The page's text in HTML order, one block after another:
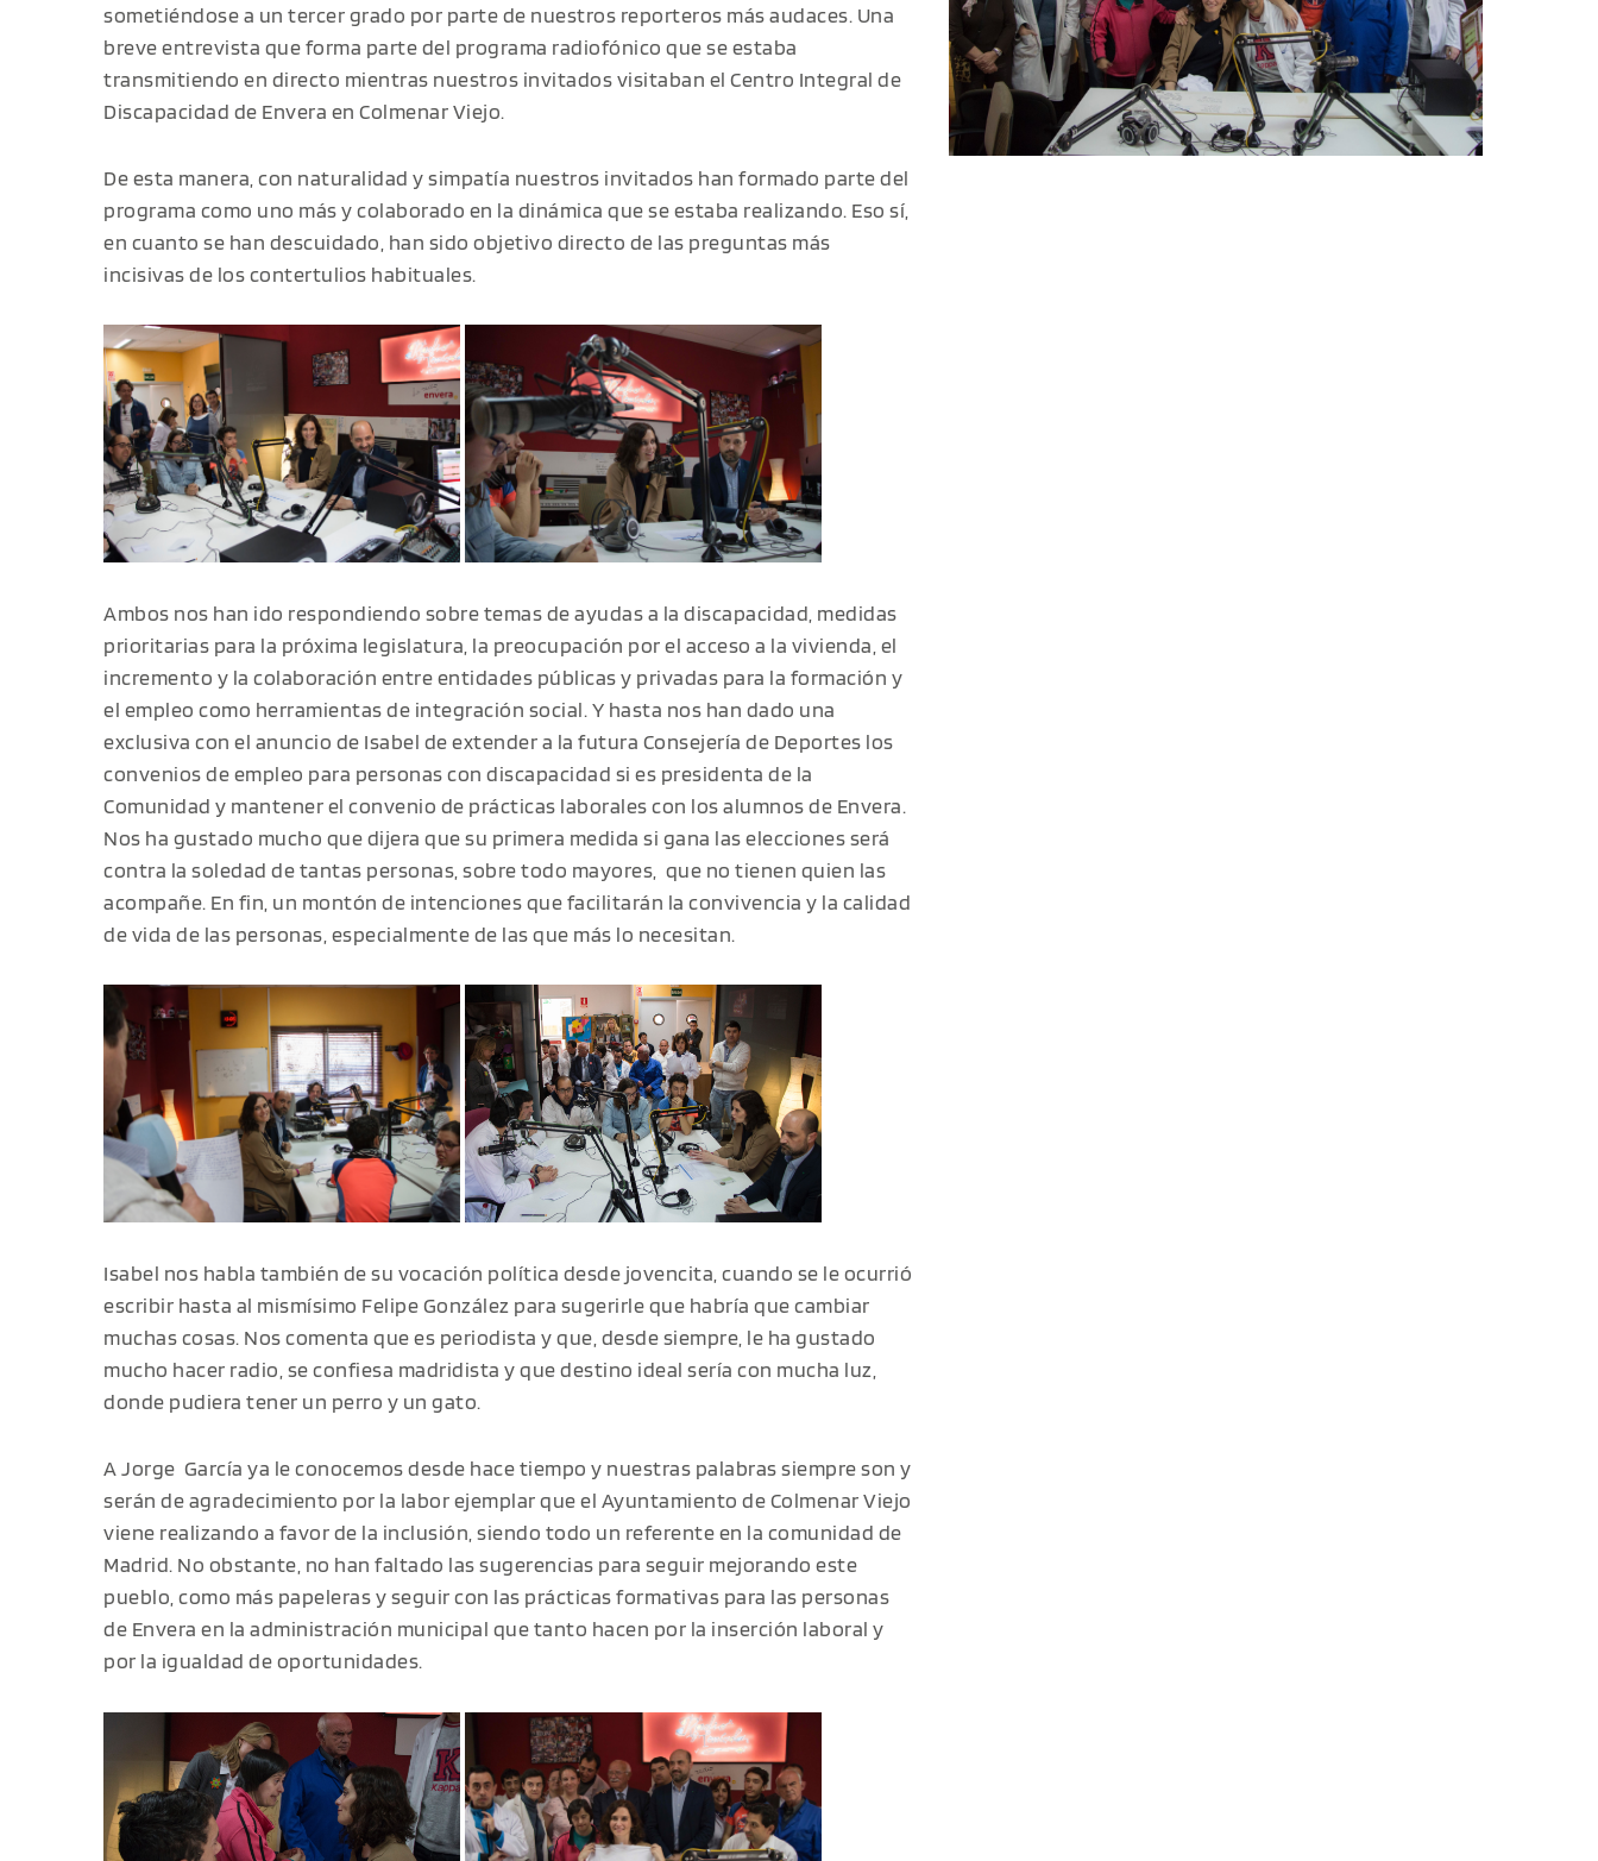
sometiéndose a un tercer grado por parte de nuestros reporteros más audaces. Una
breve entrevista que forma parte del programa radiofónico que se estaba
transmitiendo en directo mientras nuestros invitados visitaban el Centro Integral de
Discapacidad de Envera en Colmenar Viejo.
De esta manera, con naturalidad y simpatía nuestros invitados han formado parte del
programa como uno más y colaborado en la dinámica que se estaba realizando. Eso sí,
en cuanto se han descuidado, han sido objetivo directo de las preguntas más
incisivas de los contertulios habituales.
Ambos nos han ido respondiendo sobre temas de ayudas a la discapacidad, medidas
prioritarias para la próxima legislatura, la preocupación por el acceso a la vivienda, el
incremento y la colaboración entre entidades públicas y privadas para la formación y
el empleo como herramientas de integración social. Y hasta nos han dado una
exclusiva con el anuncio de Isabel de extender a la futura Consejería de Deportes los
convenios de empleo para personas con discapacidad si es presidenta de la
Comunidad y mantener el convenio de prácticas laborales con los alumnos de Envera.
Nos ha gustado mucho que dijera que su primera medida si gana las elecciones será
contra la soledad de tantas personas, sobre todo mayores, que no tienen quien las
acompañe. En fin, un montón de intenciones que facilitarán la convivencia y la calidad
de vida de las personas, especialmente de las que más lo necesitan.
Isabel nos habla también de su vocación política desde jovencita, cuando se le ocurrió
escribir hasta al mismísimo Felipe González para sugerirle que habría que cambiar
muchas cosas. Nos comenta que es periodista y que, desde siempre, le ha gustado
mucho hacer radio, se confiesa madridista y que destino ideal sería con mucha luz,
donde pudiera tener un perro y un gato.
A Jorge García ya le conocemos desde hace tiempo y nuestras palabras siempre son y
serán de agradecimiento por la labor ejemplar que el Ayuntamiento de Colmenar Viejo
viene realizando a favor de la inclusión, siendo todo un referente en la comunidad de
Madrid. No obstante, no han faltado las sugerencias para seguir mejorando este
pueblo, como más papeleras y seguir con las prácticas formativas para las personas
de Envera en la administración municipal que tanto hacen por la inserción laboral y
por la igualdad de oportunidades.